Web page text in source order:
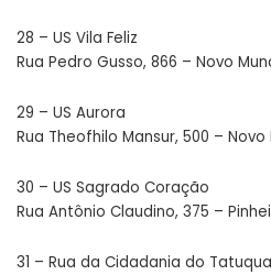
28 – US Vila Feliz
Rua Pedro Gusso, 866 – Novo
29 – US Aurora
Rua Theofhilo Mansur, 500 – Novo
30 – US Sagrado Coração
Rua Antônio Claudino, 375 –
31 – Rua da Cidadania do